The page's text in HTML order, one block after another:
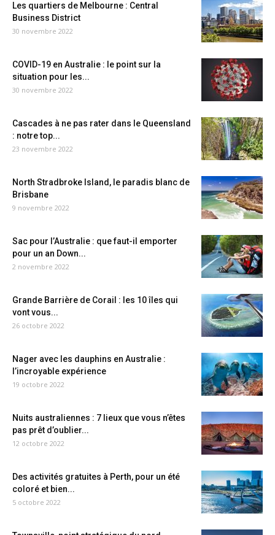
Les quartiers de Melbourne : Central
Business District
30 novembre 2022
COVID-19 en Australie : le point sur la
situation pour les...
30 novembre 2022
Cascades à ne pas rater dans le Queensland
: notre top...
23 novembre 2022
North Stradbroke Island, le paradis blanc de
Brisbane
9 novembre 2022
Sac pour l’Australie : que faut-il emporter
pour un an Down...
2 novembre 2022
Grande Barrière de Corail : les 10 îles qui
vont vous...
26 octobre 2022
Nager avec les dauphins en Australie :
l’incroyable expérience
19 octobre 2022
Nuits australiennes : 7 lieux que vous n’êtes
pas prêt d’oublier...
12 octobre 2022
Des activités gratuites à Perth, pour un été
coloré et bien...
5 octobre 2022